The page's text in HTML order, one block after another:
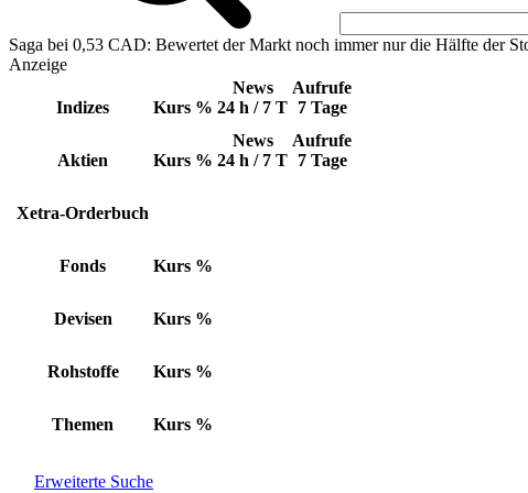
Saga bei 0,53 CAD: Bewertet der Markt noch immer nur die Hälfte der
Anzeige
Indizes Kurs %
News
24 h / 7 T
Aufrufe
7 Tage
Aktien Kurs %
News
24 h / 7 T
Aufrufe
7 Tage
Xetra-Orderbuch
Fonds Kurs %
Devisen Kurs %
Rohstoffe Kurs %
Themen Kurs %
Erweiterte Suche